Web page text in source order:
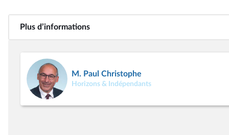
Plus d’informations
M. Paul Christophe
Horizons & Indépendants